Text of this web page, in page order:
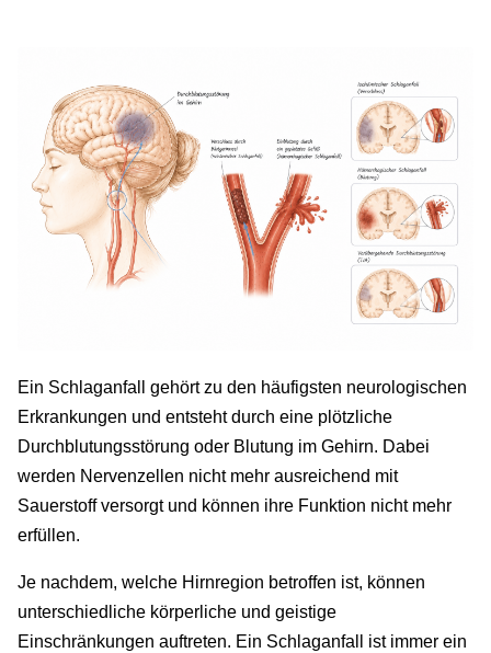
Ein Schlaganfall gehört zu den häufigsten neurologischen
Erkrankungen und entsteht durch eine plötzliche
Durchblutungsstörung oder Blutung im Gehirn. Dabei
werden Nervenzellen nicht mehr ausreichend mit
Sauerstoff versorgt und können ihre Funktion nicht mehr
erfüllen.
Je nachdem, welche Hirnregion betroffen ist, können
unterschiedliche körperliche und geistige
Einschränkungen auftreten. Ein Schlaganfall ist immer ein